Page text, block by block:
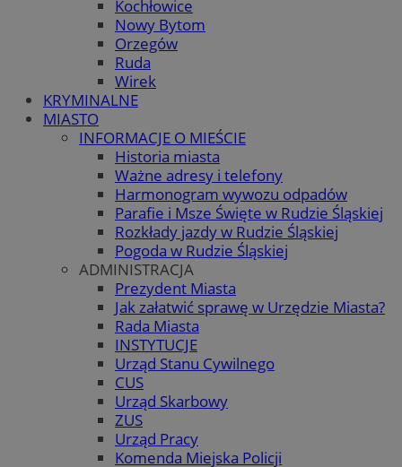
Kochłowice
Nowy Bytom
Orzegów
Ruda
Wirek
KRYMINALNE
MIASTO
INFORMACJE O MIEŚCIE
Historia miasta
Ważne adresy i telefony
Harmonogram wywozu odpadów
Parafie i Msze Święte w Rudzie Śląskiej
Rozkłady jazdy w Rudzie Śląskiej
Pogoda w Rudzie Śląskiej
ADMINISTRACJA
Prezydent Miasta
Jak załatwić sprawę w Urzędzie Miasta?
Rada Miasta
INSTYTUCJE
Urząd Stanu Cywilnego
CUS
Urząd Skarbowy
ZUS
Urząd Pracy
Komenda Miejska Policji